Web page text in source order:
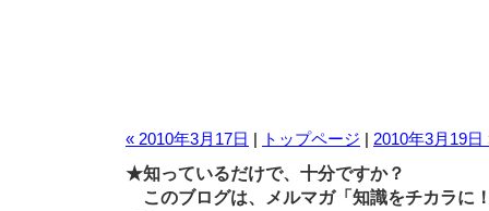
« 2010年3月17日 | トップページ | 2010年3月19日
★知っているだけで、十分ですか？
このブログは、メルマガ「知識をチカラに